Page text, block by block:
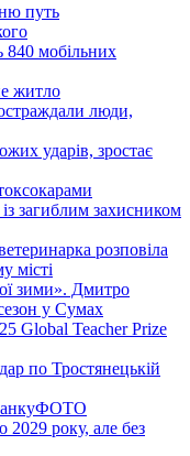
путь
840 мобільних
житло
люди,
ударів, зростає
загиблим захисником
розповіла
місті
зими». Дмитро
у Сумах
Global Teacher Prize
по Тростянецькій
ФОТО
2029 року, але без